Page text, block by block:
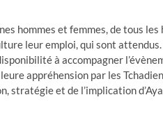
hommes et femmes, de tous
leur emploi, qui sont
à accompagner
appréhension par les
stratégie et de l’implication